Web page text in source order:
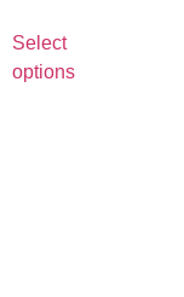
Select
options